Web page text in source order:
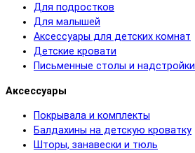
Для подростков
Для малышей
Аксессуары для детских комнат
Детские кровати
Письменные столы и надстройки
Аксессуары
Покрывала и комплекты
Балдахины на детскую кроватку
Шторы, занавески и тюль